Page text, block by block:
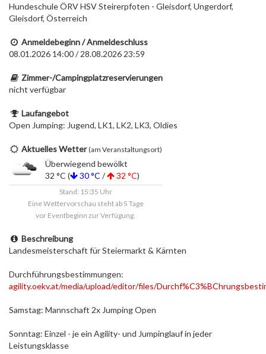
Hundeschule ÖRV HSV Steirerpfoten - Gleisdorf, Ungerdorf,
Gleisdorf, Österreich
Anmeldebeginn / Anmeldeschluss
08.01.2026 14:00 / 28.08.2026 23:59
Zimmer-/Campingplatzreservierungen
nicht verfügbar
Laufangebot
Open Jumping: Jugend, LK1, LK2, LK3, Oldies
Aktuelles Wetter (am Veranstaltungsort)
Überwiegend bewölkt
32 °C (
30 °C / 32 °C)
Stand: 15:35 Uhr
Eine Wettervorschau steht ab 5 Tage
vor Eventbeginn zur Verfügung.
Beschreibung
Landesmeisterschaft für Steiermarkt & Kärnten
Durchführungsbestimmungen:
agility.oekv.at/media/upload/editor/files/
Samstag: Mannschaft 2x Jumping Open
Sonntag: Einzel - je ein Agility- und Jumpinglauf in jeder
Leistungsklasse